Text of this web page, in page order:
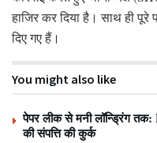
हाजिर कर दिया है। साथ ही
दिए गए हैं।
You might also like
पेपर लीक से मनी लॉन्ड्रिंग
की संपत्ति की कुर्क